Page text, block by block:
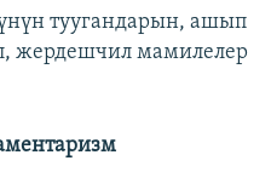
туугандарын, ашып
жердешчил мамилелер